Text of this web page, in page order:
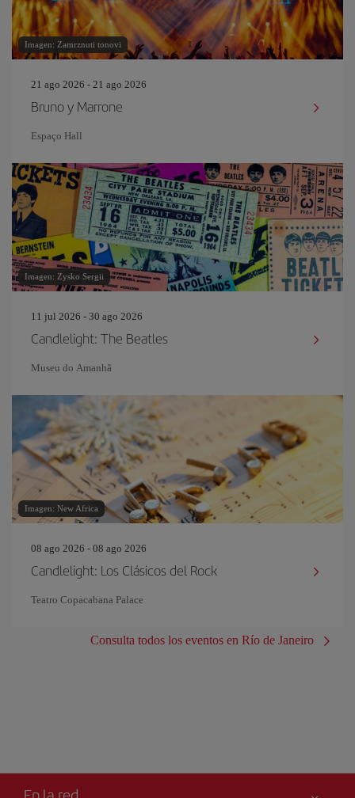
Imagen: Zamrznuti tonovi
21 ago 2026 - 21 ago 2026
Bruno y Marrone
Espaço Hall
Imagen: Zysko Sergii
11 jul 2026 - 30 ago 2026
Candlelight: The Beatles
Museu do Amanhã
Imagen: New Africa
08 ago 2026 - 08 ago 2026
Candlelight: Los Clásicos del Rock
Teatro Copacabana Palace
Consulta todos los eventos en Río de Janeiro